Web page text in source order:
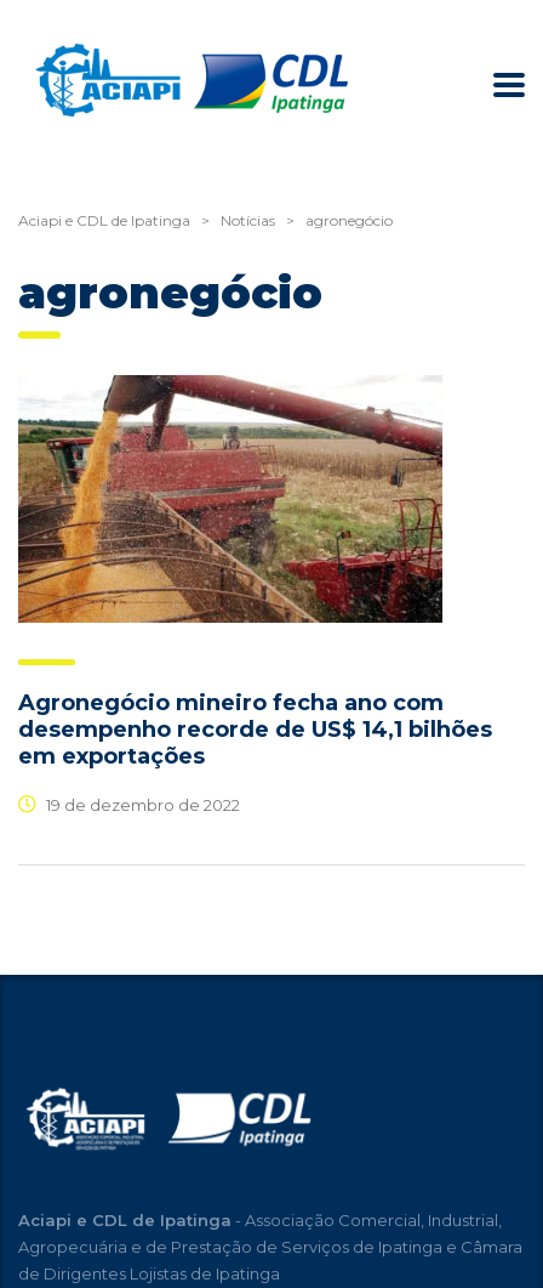
Aciapi e CDL de Ipatinga > Notícias > agronegócio
agronegócio
Agronegócio mineiro fecha ano com
desempenho recorde de US$ 14,1 bilhões
em exportações
19 de dezembro de 2022
Aciapi e CDL de Ipatinga - Associação Comercial, Industrial,
Agropecuária e de Prestação de Serviços de Ipatinga e Câmara
de Dirigentes Lojistas de Ipatinga